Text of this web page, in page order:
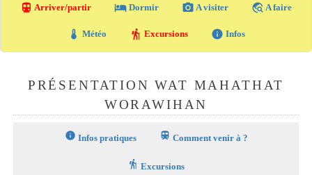
directions_transit Arriver/partir local_hotel Dormir photo_camera A visiter travel_explore A faire
thermostat Météo hiking Excursions info Infos
PRÉSENTATION WAT MAHATHAT
WORAWIHAN
info Infos pratiques train Comment venir à ?
hiking Excursions